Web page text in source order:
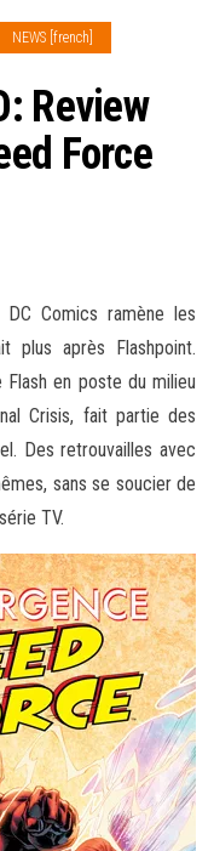
NEWS [french]
Review
Force
DC Comics ramène les
plus après Flashpoint.
en poste du milieu
Crisis, fait partie des
Des retrouvailles avec
sans se soucier de
TV.